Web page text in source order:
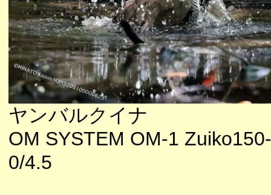
ヤンバルクイナ
OM SYSTEM OM-1
0/4.5